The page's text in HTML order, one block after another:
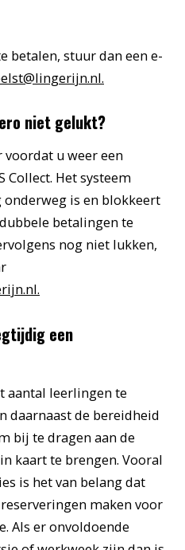
betalen, stuur dan een e-
niet gelukt?
u weer een
Collect. Het systeem
is en blokkeert
betalingen te
nog niet lukken,
een
aantal leerlingen te
daarnaast de bereidheid
bij te dragen aan de
kaart te brengen. Vooral
is het van belang dat
maken voor
Als er onvoldoende